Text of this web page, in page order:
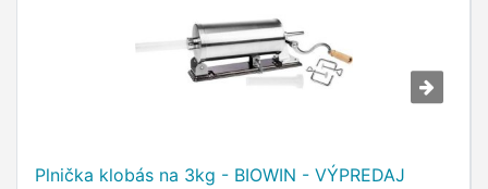
Plnička klobás na 3kg - BIOWIN - VÝPREDAJ